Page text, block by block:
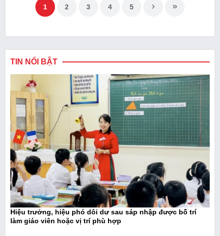
1 2 3 4 5
TIN NỔI BẬT
Hiệu trưởng, hiệu phó dôi dư sau sáp nhập được bố trí
làm giáo viên hoặc vị trí phù hợp